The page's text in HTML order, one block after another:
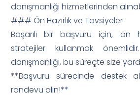
danışmanlığı hizmetlerinden
### Ön Hazırlık ve Tavsiyeler
Başarılı bir başvuru için, ön
stratejiler kullanmak
danışmanlığı, bu süreçte size
**Başvuru sürecinde destek
randevu alın!**